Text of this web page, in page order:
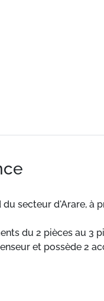
secteur d'Arare,
du 2 pièces au 3
et possède 2
résidence fait